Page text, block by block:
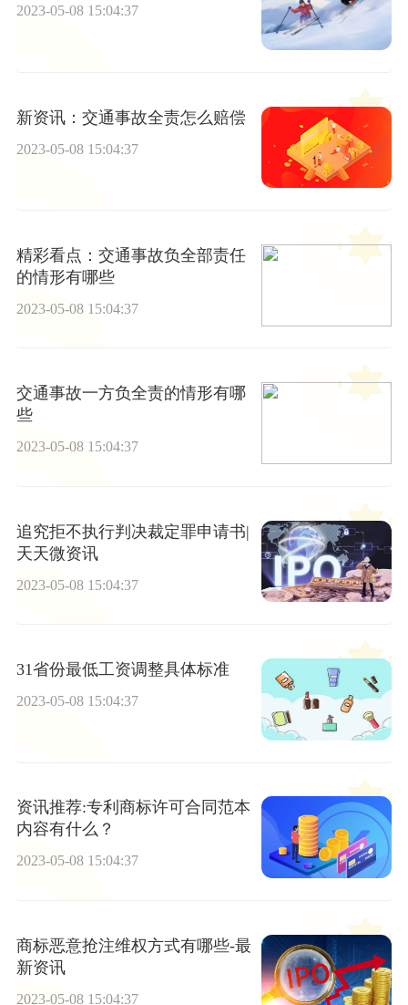
2023-05-08 15:04:37
新资讯：交通事故全责怎么赔偿
2023-05-08 15:04:37
精彩看点：交通事故负全部责任
的情形有哪些
2023-05-08 15:04:37
交通事故一方负全责的情形有哪
些
2023-05-08 15:04:37
追究拒不执行判决裁定罪申请书|
天天微资讯
2023-05-08 15:04:37
31省份最低工资调整具体标准
2023-05-08 15:04:37
资讯推荐:专利商标许可合同范本
内容有什么？
2023-05-08 15:04:37
商标恶意抢注维权方式有哪些-最
新资讯
2023-05-08 15:04:37